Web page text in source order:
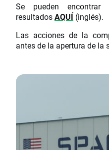
Se pueden
resultadosAQUÍ (inglés).
Las acciones de la
antes de la apertura de la